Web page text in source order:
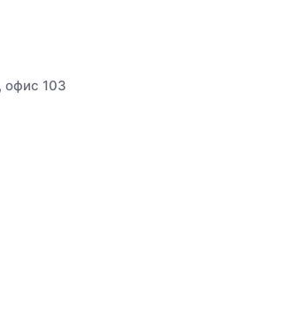
офис 103